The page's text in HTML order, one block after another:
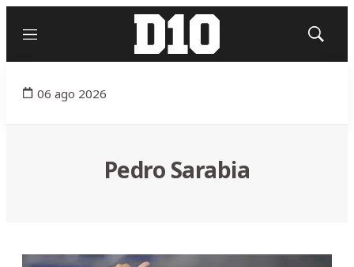
Menú
Mostrar
06 ago 2026
Pedro Sarabia